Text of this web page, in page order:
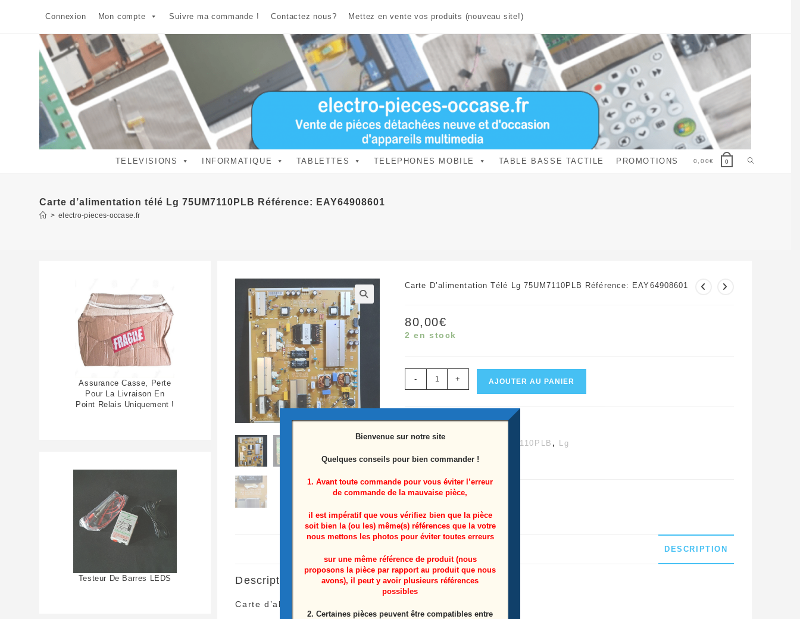
Connexion Mon compte Suivre ma commande ! Contactez nous? Mettez en vente vos produits (nouveau site!)
TELEVISIONS INFORMATIQUE TABLETTES TELEPHONES MOBILE TABLE BASSE TACTILE PROMOTIONS 0,00€ 0 Toggle
Carte d’alimentation télé Lg 75UM7110PLB Référence: EAY64908601
> electro-pieces-occase.fr
🔍
Carte D’alimentation Télé Lg 75UM7110PLB Référence: EAY64908601
80,00€
2 en stock
quantité
Carte
Lg
75UM7110PLB
Référence:
EAY64908601
- + AJOUTER AU PANIER
75UM7110PLB ,
Lg
Étiquette :75UM7110PLB
DESCRIPTION
Description
Carte d’alimentation télé Lg
Assurance Casse, Perte
Pour La Livraison En
Point Relais Uniquement !
Testeur De Barres LEDS
Bienvenue sur notre site
Quelques conseils pour bien commander !
1. Avant toute commande pour vous éviter l’erreur
de commande de la mauvaise pièce,
il est impératif que vous vérifiez bien que la pièce
soit bien la (ou les) même(s) références que la votre
nous mettons les photos pour éviter toutes erreurs
sur une même référence de produit (nous
proposons la pièce par rapport au produit que nous
avons), il peut y avoir plusieurs références
possibles
2. Certaines pièces peuvent être compatibles entre